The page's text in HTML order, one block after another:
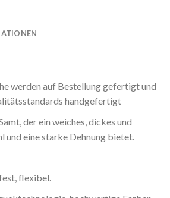
werden auf Bestellung gefertigt und
handgefertigt
der ein weiches, dickes und
und eine starke Dehnung bietet.
flexibel.